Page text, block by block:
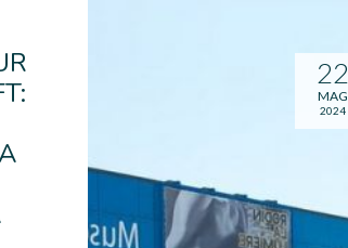
22
MAG
2024